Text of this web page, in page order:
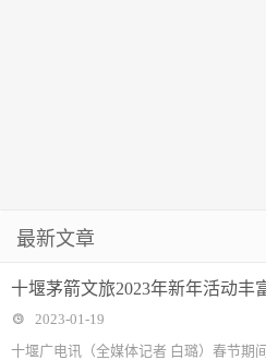
最新文章
十堰茅箭文旅2023年新年活动丰
2023-01-19
十堰广电讯（全媒体记者 白璐）春节期